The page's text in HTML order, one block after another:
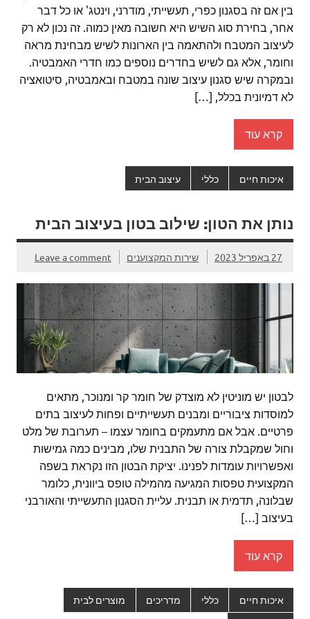
בין אם זה בסגנון כפרי, תעשייתי, מודרני, וינטג' או כל דבר
אחר, בחירת סוג השיש היא חשובה מאין כמוה. זה נכון לא רק
לעיצוב המטבח ולהתאמה בין הארונות לשיש מבחינת מראה
וחומר, אלא גם לשיש בחדרים נוספים כמו חדרי האמבטיה.
ובמקרה שיש סגנון עיצוב שונה במטבח ובאמבטיה, סיטואציה
לא דמיונית בכלל, […]
קרא עוד
איכות חיים כללי עיצוב הבית
נותן את הטון: שילוב בטון בעיצוב הבית
27 באפריל 2023 שירות המקצוענים Leave a comment
לבטון יש מוניטין לא מוצדק של חומר קר ומנוכר, מתאים
למוסדות ציבוריים ומבנים תעשייתיים ופחות לעיצוב בתים
פרטיים. אבל אם מתעמקים בחומר עצמו – תערובת של מלט
וחול שמקבלת צורה של התבנית שלו, מבינים כמה גמישות
ואפשרויות עומדות לפנינו. יציקת הבטון הזו נקראת בשפה
המקצועית טפסות המגיעה מהמילה טופס ביוונית, כלומר
שבלונה, תדמית או תבנית. עליית הסגנון התעשייתי והאורבני
בעיצוב […]
קרא עוד
איכות חיים כללי מדריכים מוצרים לבית